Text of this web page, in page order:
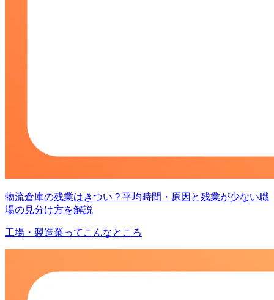
物流倉庫の残業はきつい？平均時間・原因と残業が少ない職
場の見分け方を解説
工場・製造業ってこんなところ